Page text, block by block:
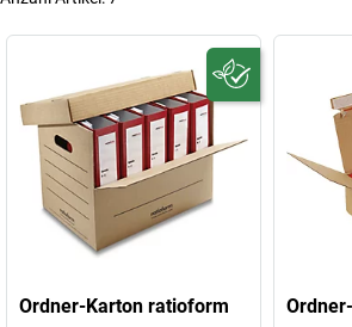
Ordner-Karton ratioform